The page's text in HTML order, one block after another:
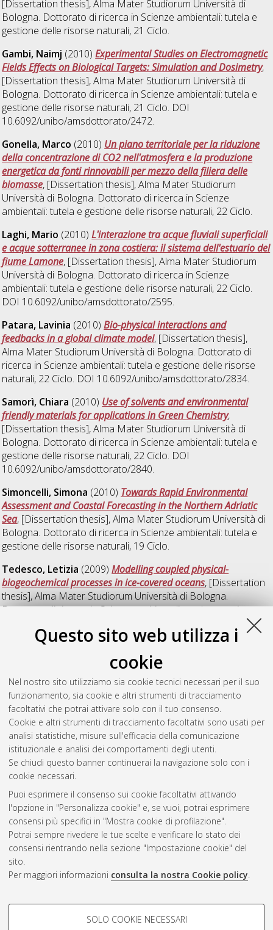
Questo sito web utilizza i
cookie
Nel nostro sito utilizziamo sia cookie tecnici necessari per il suo
funzionamento, sia cookie e altri strumenti di tracciamento
facoltativi che potrai attivare solo con il tuo consenso.
Cookie e altri strumenti di tracciamento facoltativi sono usati per
analisi statistiche, misure sull'efficacia della comunicazione
istituzionale e analisi dei comportamenti degli utenti.
Se chiudi questo banner continuerai la navigazione solo con i
cookie necessari.
Puoi esprimere il consenso sui cookie facoltativi attivando
l'opzione in "Personalizza cookie" e, se vuoi, potrai esprimere
consensi più specifici in "Mostra cookie di profilazione".
Potrai sempre rivedere le tue scelte e verificare lo stato dei
consensi rientrando nella sezione "Impostazione cookie" del
sito.
Per maggiori informazioni consulta la nostra Cookie policy.
COOKIE DI PROFILAZIONE -
SOLO COOKIE NECESSARI
[Dissertation thesis], Alma Mater Studiorum Università di
Bologna. Dottorato di ricerca in Scienze ambientali: tutela e
gestione delle risorse naturali, 21 Ciclo.
Gambi, Naimj (2010)Experimental Studies on Electromagnetic
Fields Effects on Biological Targets: Simulation and Dosimetry,
[Dissertation thesis], Alma Mater Studiorum Università di
Bologna. Dottorato di ricerca in Scienze ambientali: tutela e
gestione delle risorse naturali, 21 Ciclo. DOI
10.6092/unibo/amsdottorato/2472.
Gonella, Marco (2010) Un piano territoriale per la riduzione
della concentrazione di CO2 nell'atmosfera e la produzione
energetica da fonti rinnovabili per mezzo della filiera delle
biomasse, [Dissertation thesis], Alma Mater Studiorum
Università di Bologna. Dottorato di ricerca in Scienze
ambientali: tutela e gestione delle risorse naturali, 22 Ciclo.
Laghi, Mario (2010)L'interazione tra acque fluviali superficiali
e acque sotterranee in zona costiera: il sistema dell'estuario del
fiume Lamone, [Dissertation thesis], Alma Mater Studiorum
Università di Bologna. Dottorato di ricerca in Scienze
ambientali: tutela e gestione delle risorse naturali, 22 Ciclo.
DOI 10.6092/unibo/amsdottorato/2595.
Patara, Lavinia (2010)Bio-physical interactions and
feedbacks in a global climate model, [Dissertation thesis],
Alma Mater Studiorum Università di Bologna. Dottorato di
ricerca in Scienze ambientali: tutela e gestione delle risorse
naturali, 22 Ciclo. DOI 10.6092/unibo/amsdottorato/2834.
Samorì, Chiara (2010) Use of solvents and environmental
friendly materials for applications in Green Chemistry,
[Dissertation thesis], Alma Mater Studiorum Università di
Bologna. Dottorato di ricerca in Scienze ambientali: tutela e
gestione delle risorse naturali, 22 Ciclo. DOI
10.6092/unibo/amsdottorato/2840.
Simoncelli, Simona (2010) Towards Rapid Environmental
Assessment and Coastal Forecasting in the Northern Adriatic
Sea, [Dissertation thesis], Alma Mater Studiorum Università di
Bologna. Dottorato di ricerca in Scienze ambientali: tutela e
gestione delle risorse naturali, 19 Ciclo.
Tedesco, Letizia (2009)Modelling coupled physical-
biogeochemical processes in ice-covered oceans, [Dissertation
thesis], Alma Mater Studiorum Università di Bologna.
Dottorato di ricerca inScienze ambientali: tutela e gestione
Verità, Simona(2009)Radioattività naturale nei prodotti
ceramici: valutazioni teoriche e sperimentali degli effetti
, [Dissertation thesis], Alma Mater
Studiorum Università di Bologna. Dottorato di ricerca in
Scienze ambientali: tutela e gestione delle risorse naturali
Ciclo. DOI 10.6092/unibo/amsdottorato/1439.
Questa lista e' stata generata ilFri Aug 7 20:48:52 2026 CEST
Atom
Rss 1.0
Rss 2.0
ISSN: 2038-7946
Impostazioni Cookie
Informativa sulla privacy